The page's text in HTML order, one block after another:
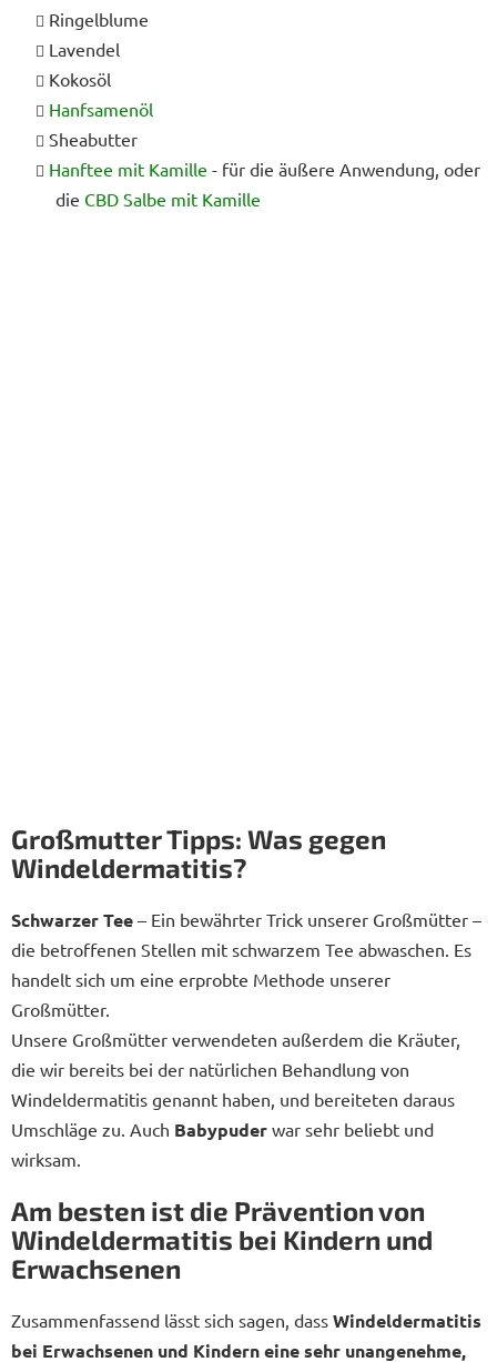
Ringelblume
Lavendel
Kokosöl
Hanfsamenöl
Sheabutter
Hanftee mit Kamille - für die äußere Anwendung, oder
die CBD Salbe mit Kamille
Großmutter Tipps: Was gegen
Windeldermatitis?
Schwarzer Tee – Ein bewährter Trick unserer Großmütter –
die betroffenen Stellen mit schwarzem Tee abwaschen. Es
handelt sich um eine erprobte Methode unserer
Großmütter.
Unsere Großmütter verwendeten außerdem die Kräuter,
die wir bereits bei der natürlichen Behandlung von
Windeldermatitis genannt haben, und bereiteten daraus
Umschläge zu. Auch Babypuder war sehr beliebt und
wirksam.
Am besten ist die Prävention von
Windeldermatitis bei Kindern und
Erwachsenen
Zusammenfassend lässt sich sagen, dass Windeldermatitis
bei Erwachsenen und Kindern eine sehr unangenehme,